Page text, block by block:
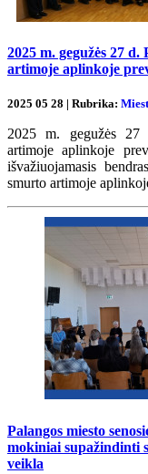
2025 m. gegužės 27
artimoje aplinkoje
2025 05 28 | Rubrika:
2025 m. gegužės 27
artimoje aplinkoje
išvažiuojamasis
smurto artimoje
Palangos miesto
mokiniai supažindinti
veikla